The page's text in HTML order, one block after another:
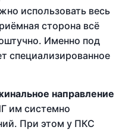
использовать весь
сторона всё
Именно под
специализированное
направление
им системно
При этом у ПКС